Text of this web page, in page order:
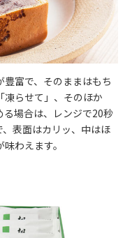
富で、そのままはもち
凍らせて」、そのほか
る場合は、レンジで20秒
表面はカリッ、中はほ
わえます。